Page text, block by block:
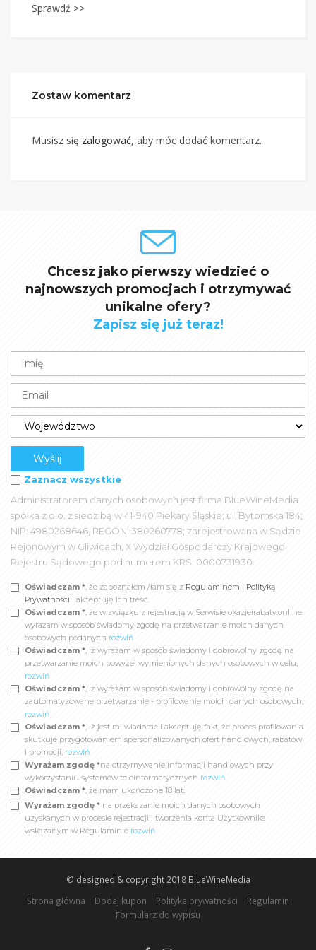
Sprawdź >>
Zostaw komentarz
Musisz się zalogować, aby móc dodać komentarz.
Chcesz jako pierwszy wiedzieć o
najnowszych promocjach i otrzymywać
unikalne ofery?
Zapisz się już teraz!
Zaznacz wszystkie
Administratorem danych osobowych jest firma BlueWineMedia
spółka z o.o. z siedzibą w 41-940 Piekary Śląskie; ul. Bytomska 184;
NIP: 4980268646, REGON: 380260778; zarejestrowana w Sądzie
Rejonowym w Gliwicach, X Wydział Gospodarczy Krajowego
Rejestru Sądowego pod numerem KRS: 0000731930.
Oświadczam *, że zapoznałem /łam się z Regulaminem i Polityką
Prywatności i akceptuję ich treść.
Oświadczam *, że w związku z rejestracją w Serwisie okazjeirabaty.online
wyrażam w sposób świadomy zgodę na przetwarzanie moich danych
osobowych podanych rozwiń
Oświadczam *, iż wyrażam w sposób świadomy i dobrowolny zgodę na
przetwarzanie moich powyżej wymienionych danych osobowych w celu,
rozwiń
Oświadczam *, iż wyrażam w sposób świadomy i dobrowolny zgodę na
zautomatyzowane przetwarzanie - profilowanie moich danych osobowych,
rozwiń
Oświadczam *, iż jest mi wiadome i akceptuję fakt, że proces profilowania
skutkuje przygotowaniem spersonalizowanych ofert handlowych, rabatów
i promocji, rozwiń
Wyrażam zgodę *na otrzymywanie informacji handlowych przy
wykorzystaniu systemów teleinformatycznych rozwiń
Oświadczam *, że mam ukończone 18 lat.
Wyrażam zgodę * na przekazanie moich danych osobowych
uzyskanych w procesie rejestracji i tworzenia konta Użytkownika
wskazanym w Regulaminie rozwiń
© designed & copyright 2018 BlueWineMedia
Strona główna
Dodaj kupon Polityka prywatności
Regulamin
Formularz do wypisu